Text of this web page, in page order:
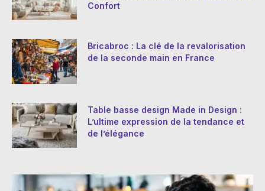
Confort
Bricabroc : La clé de la revalorisation
de la seconde main en France
Table basse design Made in Design :
L’ultime expression de la tendance et
de l’élégance